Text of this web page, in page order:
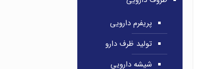
پریفرم دارویی
تولید ظرف دارو
شیشه دارویی